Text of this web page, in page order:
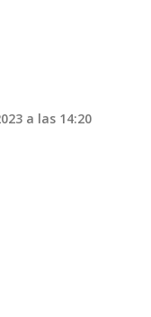
a las 14:20